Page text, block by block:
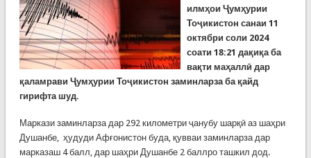
илмҳои Ҷумҳурии
Тоҷикистон санаи 11
октябри соли 2024
соати 18:21 дақиқа ба
вақти маҳаллӣ дар
қаламрави Ҷумҳурии Тоҷикистон заминларза ба қайд
гирифта шуд.
Маркази заминларза дар 292 километри ҷанубу шарқӣ аз шаҳри
Душанбе, ҳудуди Афғонистон буда, қувваи заминларза дар
марказаш 4 балл, дар шаҳри Душанбе 2 баллро ташкил дод.